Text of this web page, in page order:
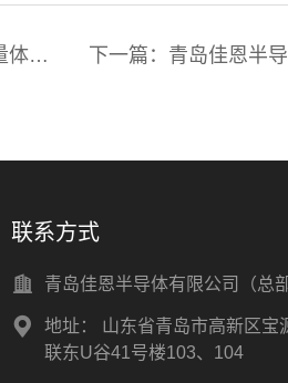
体系
下一篇：青岛佳恩半
联系方式
青岛佳恩半导体有限公司（总部
地址：
山东省青岛市高新区宝
联东U谷41号楼103、104